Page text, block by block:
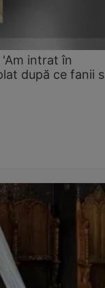
intrat în
după ce fanii